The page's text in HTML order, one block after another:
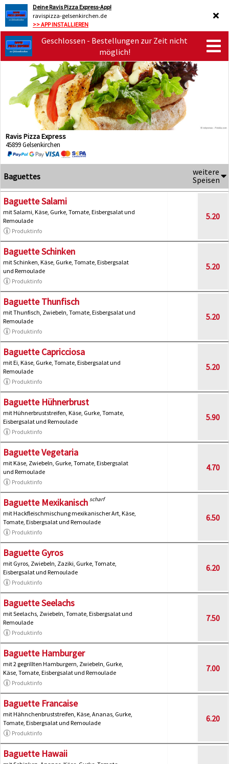
Deine Ravis Pizza Express-App!
ravispizza-gelsenkirchen.de
>> APP INSTALLIEREN
Geschlossen - Bestellungen zur Zeit nicht
möglich!
Ravis Pizza Express
45899 Gelsenkirchen
Baguettes
weitere
Speisen
Baguette Salami
mit Salami, Käse, Gurke, Tomate, Eisbergsalat und
Remoulade
Produktinfo
5.20
Baguette Schinken
mit Schinken, Käse, Gurke, Tomate, Eisbergsalat
und Remoulade
Produktinfo
5.20
Baguette Thunfisch
mit Thunfisch, Zwiebeln, Tomate, Eisbergsalat und
Remoulade
Produktinfo
5.20
Baguette Capricciosa
mit Ei, Käse, Gurke, Tomate, Eisbergsalat und
Remoulade
Produktinfo
5.20
Baguette Hühnerbrust
mit Hühnerbruststreifen, Käse, Gurke, Tomate,
Eisbergsalat und Remoulade
Produktinfo
5.90
Baguette Vegetaria
mit Käse, Zwiebeln, Gurke, Tomate, Eisbergsalat
und Remoulade
Produktinfo
4.70
Baguette Mexikanisch scharf
mit Hackfleischmischung mexikanischer Art, Käse,
Tomate, Eisbergsalat und Remoulade
Produktinfo
6.50
Baguette Gyros
mit Gyros, Zwiebeln, Zaziki, Gurke, Tomate,
Eisbergsalat und Remoulade
Produktinfo
6.20
Baguette Seelachs
mit Seelachs, Zwiebeln, Tomate, Eisbergsalat und
Remoulade
Produktinfo
7.50
Baguette Hamburger
mit 2 gegrillten Hamburgern, Zwiebeln, Gurke,
Käse, Tomate, Eisbergsalat und Remoulade
Produktinfo
7.00
Baguette Francaise
mit Hähnchenbruststreifen, Käse, Ananas, Gurke,
Tomate, Eisbergsalat und Remoulade
Produktinfo
6.20
Baguette Hawaii